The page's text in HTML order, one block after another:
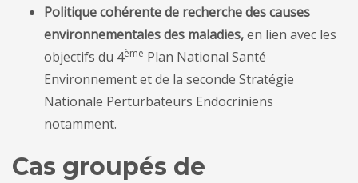
Politique cohérente de recherche des causes
environnementales des maladies,en lien avec les
objectifs du 4ème Plan National Santé
Environnement et de la seconde Stratégie
Nationale Perturbateurs Endocriniens
notamment.
Cas groupés de